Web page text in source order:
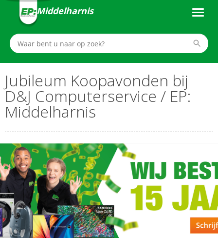
Middelharnis
Jubileum Koopavonden bij
D&J Computerservice / EP:
Middelharnis